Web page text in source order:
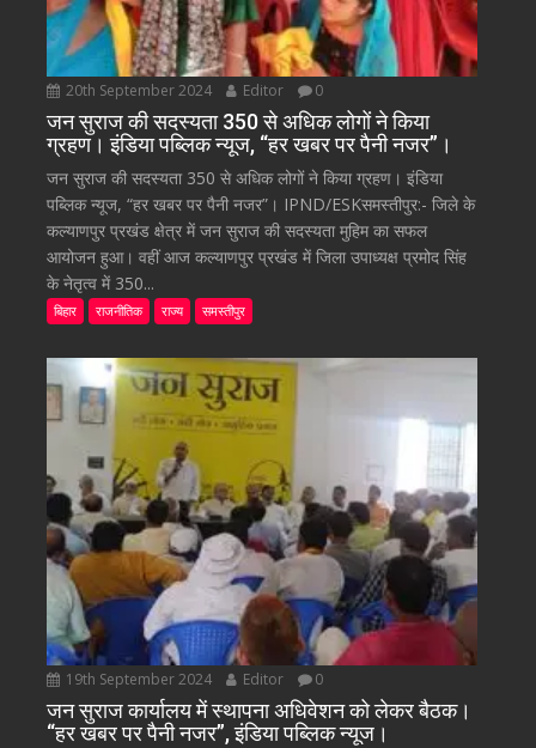
20th September 2024 Editor 0
जन सुराज की सदस्यता 350 से अधिक लोगों ने किया
ग्रहण। इंडिया पब्लिक न्यूज, “हर खबर पर पैनी नजर”।
जन सुराज की सदस्यता 350 से अधिक लोगों ने किया ग्रहण। इंडिया
पब्लिक न्यूज, “हर खबर पर पैनी नजर”। IPND/ESKसमस्तीपुर:- जिले के
कल्याणपुर प्रखंड क्षेत्र में जन सुराज की सदस्यता मुहिम का सफल
आयोजन हुआ। वहीं आज कल्याणपुर प्रखंड में जिला उपाध्यक्ष प्रमोद सिंह
के नेतृत्व में 350...
बिहार राजनीतिक राज्य समस्तीपुर
19th September 2024 Editor 0
जन सुराज कार्यालय में स्थापना अधिवेशन को लेकर बैठक।
“हर खबर पर पैनी नजर”, इंडिया पब्लिक न्यूज।